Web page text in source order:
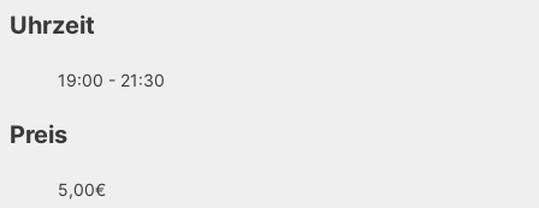
Uhrzeit
19:00 - 21:30
Preis
5,00€